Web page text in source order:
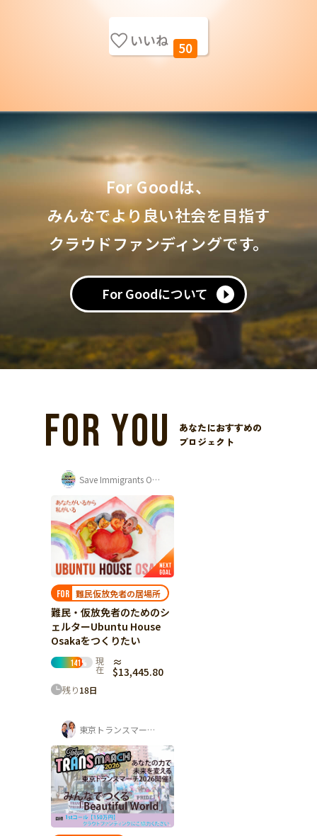
いいね 50
For Goodは、
みんなでより良い社会を目指す
クラウドファンディングです。
For Goodについて
FOR YOU
あなたにおすすめの
プロジェクト
Save Immigrants Osaka
FOR 難民仮放免者の居場所
難民・仮放免者のためのシ
ェルターUbuntu House
Osakaをつくりたい
141% 現
在
≈
$13,445.80
残り18日
東京トランスマーチ実行委員会